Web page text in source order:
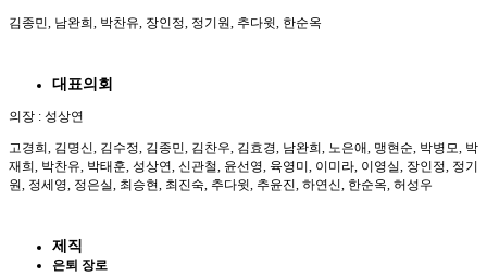
김종민, 남완희, 박찬유, 장인정, 정기원, 추다윗, 한순옥
대표의회
의장 : 성상연
고경희, 김명신, 김수정, 김종민, 김찬우, 김효경, 남완희, 노은애, 맹현순, 박병모, 박
재희, 박찬유, 박태훈, 성상연, 신관철, 윤선영, 육영미, 이미라, 이영실, 장인정, 정기
원, 정세영, 정은실, 최승현, 최진숙, 추다윗, 추윤진, 하연신, 한순옥, 허성우
제직
은퇴 장로